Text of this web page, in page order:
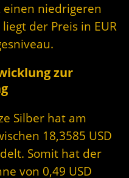
einen niedrigeren
der Preis in EUR
zur
Silber hat am
18,3585 USD
Somit hat der
von 0,49 USD